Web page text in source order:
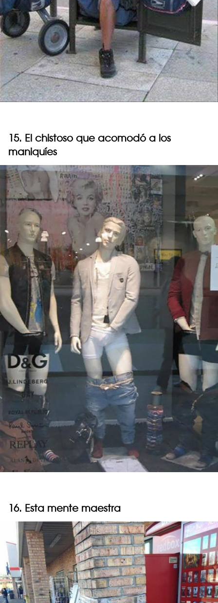
15. El chistoso que acomodó a los
maniquíes
16. Esta mente maestra